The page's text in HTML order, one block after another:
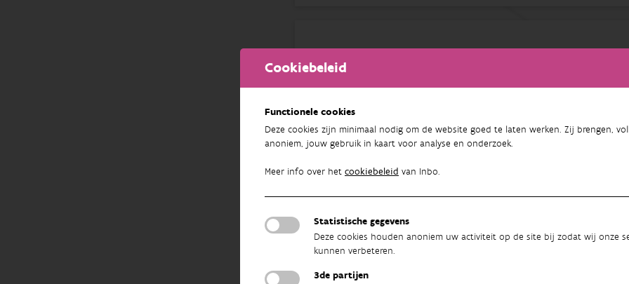
Cookiebeleid
Functionele cookies
Deze cookies zijn minimaal nodig om de website goed te laten werken. Zij brengen,
anoniem, jouw gebruik in kaart voor analyse en onderzoek.
Meer info over het cookiebeleid van Inbo.
Statistische gegevens
Deze cookies houden anoniem uw activiteit op de site bij zodat wij onze
kunnen verbeteren.
3de partijen
Een snelle respons voor invasieve
réponse rapide contre les oiseaux et
Bram D'hondt, Bert Verbist, Sander Devisscher, Tim Adriaens, Nicolas
03/02/2026
Nieuws van het GuardIAS-project
Damiano Oldoni, Fleur Petersen, Diederik Strubbe, Teun Everts, Rein